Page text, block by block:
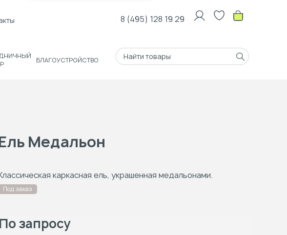
8 (495) 128 19 29
БЛАГОУСТРОЙСТВО
Медальон
каркасная ель, украшенная медальонами.
Под заказ
По запросу